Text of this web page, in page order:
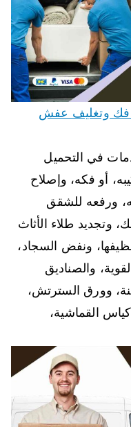
نقل عفش السالمية 50993766 فك وتغليف عفش
في التحميل
أو فكه، وإصلاح
ورفعه للشقق
وتجديد طلاء الأثاث
ونفض السجاد،
والصناديق
وورق السترتش،
القماشية،